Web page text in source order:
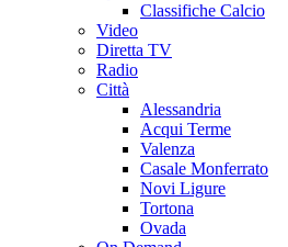
Classifiche Calcio
Video
Diretta TV
Radio
Città
Alessandria
Acqui Terme
Valenza
Casale Monferrato
Novi Ligure
Tortona
Ovada